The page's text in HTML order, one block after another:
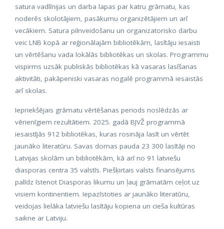
satura vadlīnijas un darba lapas par katru grāmatu, kas
noderēs skolotājiem, pasākumu organizētājiem un arī
vecākiem. Satura pilnveidošanu un organizatorisko darbu
veic LNB kopā ar reģionālajām bibliotēkām, lasītāju iesaisti
un vērtēšanu vada lokālās bibliotēkas un skolas. Programmu
vispirms uzsāk publiskās bibliotēkas kā vasaras lasīšanas
aktivitāti, pakāpeniski vasaras nogalē programmā iesaistās
arī skolas.
Iepriekšējais grāmatu vērtēšanas periods noslēdzās ar
vērienīgiem rezultātiem. 2025. gadā BJVŽ programmā
iesaistījās 912 bibliotēkas, kuras rosināja lasīt un vērtēt
jaunāko literatūru. Savas domas pauda 23 300 lasītāji no
Latvijas skolām un bibliotēkām, kā arī no 91 latviešu
diasporas centra 35 valstīs. Piešķirtais valsts finansējums
palīdz īstenot Diasporas likumu un ļauj grāmatām ceļot uz
visiem kontinentiem. Iepazīstoties ar jaunāko literatūru,
veidojas lielāka latviešu lasītāju kopiena un cieša kultūras
saikne ar Latviju.